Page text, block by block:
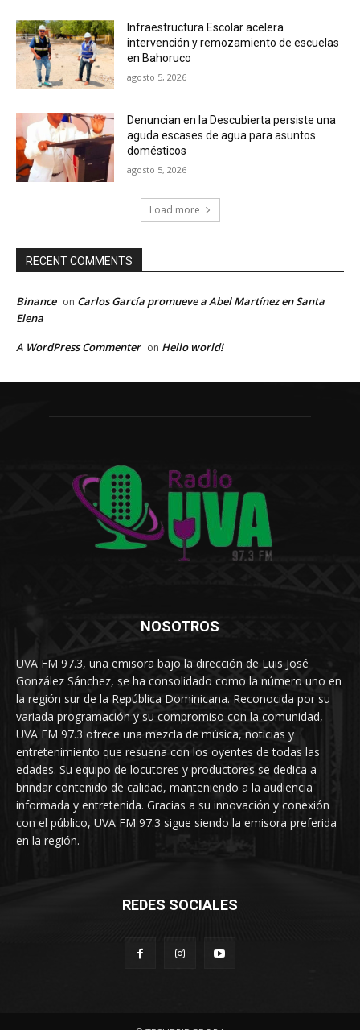
Infraestructura Escolar acelera
intervención y remozamiento de escuelas
en Bahoruco
agosto 5, 2026
Denuncian en la Descubierta persiste una
aguda escases de agua para asuntos
domésticos
agosto 5, 2026
Load more
RECENT COMMENTS
Binance on Carlos García promueve a Abel Martínez en Santa
Elena
A WordPress Commenter on Hello world!
NOSOTROS
UVA FM 97.3, una emisora bajo la dirección de Luis José
González Sánchez, se ha consolidado como la número uno en
la región sur de la República Dominicana. Reconocida por su
variada programación y su compromiso con la comunidad,
UVA FM 97.3 ofrece una mezcla de música, noticias y
entretenimiento que resuena con los oyentes de todas las
edades. Su equipo de locutores y productores se dedica a
brindar contenido de calidad, manteniendo a la audiencia
informada y entretenida. Gracias a su innovación y conexión
con el público, UVA FM 97.3 sigue siendo la emisora preferida
en la región.
REDES SOCIALES